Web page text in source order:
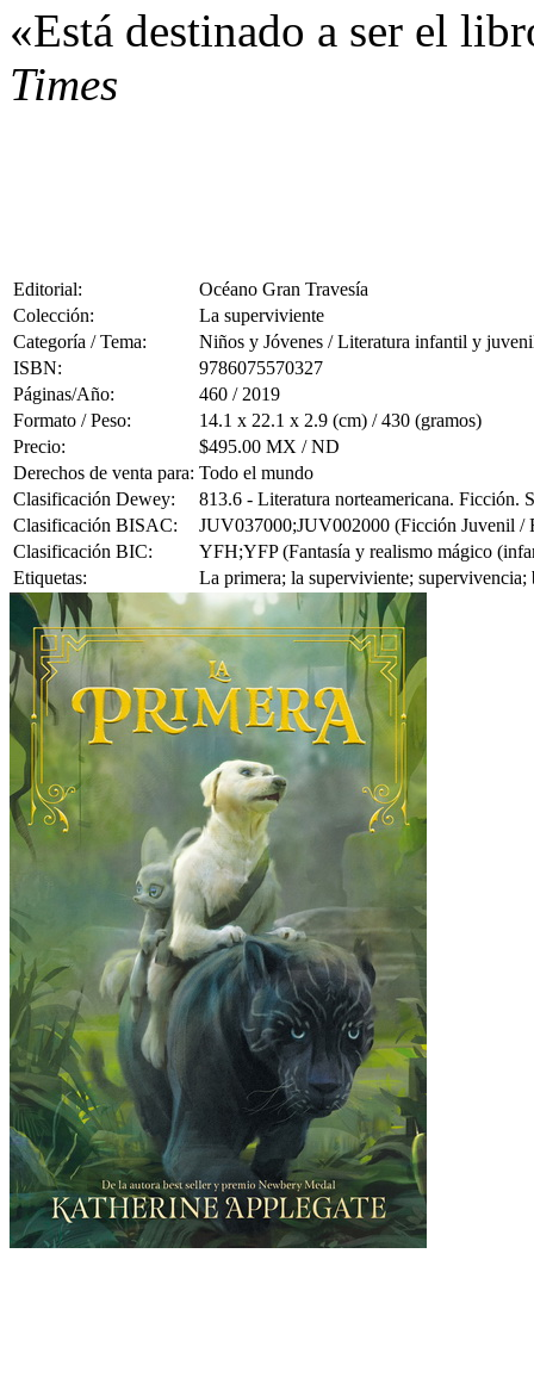
«Está destinado a ser el
Times
Editorial:
Océano Gran Travesía
Colección:
La superviviente
Categoría / Tema:
Niños y Jóvenes / Literatura infantil y
ISBN:
9786075570327
Páginas/Año:
460 / 2019
Formato / Peso:
14.1 x 22.1 x 2.9 (cm) / 430 (gramos)
Precio:
$495.00 MX / ND
Derechos de venta para: Todo el mundo
Clasificación Dewey:
813.6 - Literatura norteamericana. Ficción.
Clasificación BISAC:
JUV037000;JUV002000 (Ficción Juvenil /
Clasificación BIC:
YFH;YFP (Fantasía y realismo mágico
Etiquetas:
La primera; la superviviente;